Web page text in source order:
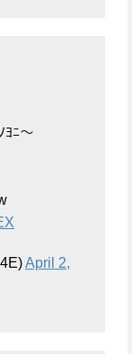
ﾆ～
April 2,